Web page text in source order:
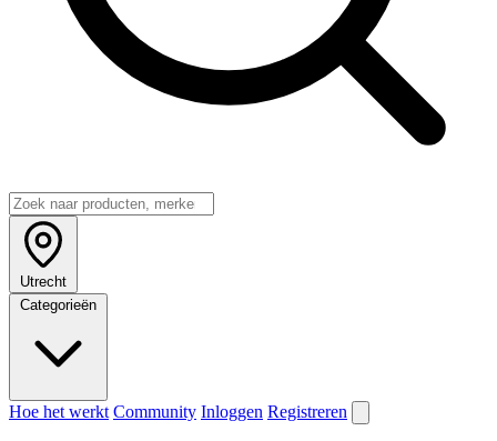
Utrecht
Categorieën
Hoe het werkt Community Inloggen Registreren